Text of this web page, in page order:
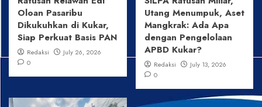
Oloan Pasaribu
Dikukuhkan di Kukar,
Siap Perkuat Basis PAN
Redaksi
July 26, 2026
0
Utang Menumpuk, Aset
Mangkrak: Ada Apa
dengan Pengelolaan
APBD Kukar?
Redaksi
July 13, 2026
0